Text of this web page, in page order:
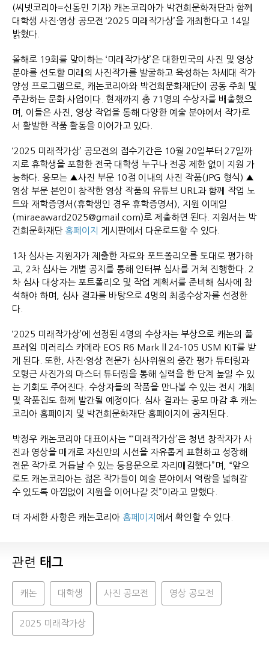
(씨넷코리아=신동민 기자) 캐논코리아가 박건희문화재단과 함께
대학생 사진·영상 공모전 ‘2025 미래작가상’을 개최한다고 14일
밝혔다.
올해로 19회를 맞이하는 ‘미래작가상’은 대한민국의 사진 및 영상
분야를 선도할 미래의 사진작가를 발굴하고 육성하는 차세대 작가
양성 프로그램으로, 캐논코리아와 박건희문화재단이 공동 주최 및
주관하는 문화 사업이다. 현재까지 총 71명의 수상자를 배출했으
며, 이들은 사진, 영상 작업을 통해 다양한 예술 분야에서 작가로
서 활발한 작품 활동을 이어가고 있다.
‘2025 미래작가상’ 공모전의 접수기간은 10월 20일부터 27일까
지로 휴학생을 포함한 전국 대학생 누구나 전공 제한 없이 지원 가
능하다. 응모는 ▲사진 부문 10점 이내의 사진 작품(JPG 형식) ▲
영상 부문 본인이 창작한 영상 작품의 유튜브 URL과 함께 작업 노
트와 재학증명서(휴학생인 경우 휴학증명서), 지원 이메일
(miraeaward2025@gmail.com)로 제출하면 된다. 지원서는 박
건희문화재단 홈페이지 게시판에서 다운로드할 수 있다.
1차 심사는 지원자가 제출한 자료와 포트폴리오를 토대로 평가하
고, 2차 심사는 개별 공지를 통해 인터뷰 심사를 거쳐 진행한다. 2
차 심사 대상자는 포트폴리오 및 작업 계획서를 준비해 심사에 참
석해야 하며, 심사 결과를 바탕으로 4명의 최종수상자를 선정한
다.
‘2025 미래작가상’에 선정된 4명의 수상자는 부상으로 캐논의 풀
프레임 미러리스 카메라 EOS R6 Mark ll 24-105 USM KIT를 받
게 된다. 또한, 사진·영상 전문가 심사위원의 중간 평가 튜터링과
오형근 사진가의 마스터 튜터링을 통해 실력을 한 단계 높일 수 있
는 기회도 주어진다. 수상자들의 작품을 만나볼 수 있는 전시 개최
및 작품집도 함께 발간될 예정이다. 심사 결과는 공모 마감 후 캐논
코리아 홈페이지 및 박건희문화재단 홈페이지에 공지된다.
박정우 캐논코리아 대표이사는 “‘미래작가상’은 청년 창작자가 사
진과 영상을 매개로 자신만의 시선을 자유롭게 표현하고 성장해
전문 작가로 거듭날 수 있는 등용문으로 자리매김했다”며, “앞으
로도 캐논코리아는 젊은 작가들이 예술 분야에서 역량을 넓혀갈
수 있도록 아낌없이 지원을 이어나갈 것”이라고 말했다.
더 자세한 사항은 캐논코리아 홈페이지 에서 확인할 수 있다.
관련 태그
캐논 대학생 사진 공모전 영상 공모전
2025 미래작가상